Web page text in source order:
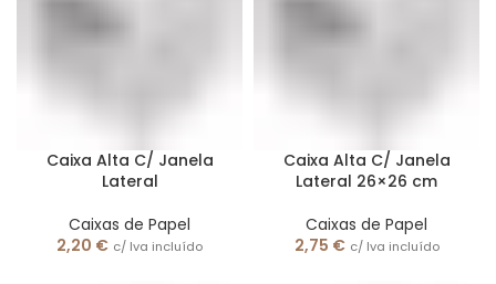
Caixa Alta C/ Janela
Lateral
Caixas de Papel
2,20 € c/ Iva incluído
Caixa Alta C/ Janela
Lateral 26×26 cm
Caixas de Papel
2,75 € c/ Iva incluído